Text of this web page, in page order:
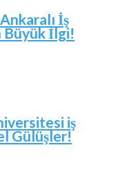
İş
Büyük İlgi!
iş
Gülüşler!